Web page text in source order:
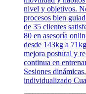
nivel y objetivos.
procesos bien
de 35 clientes
80 en asesoría
desde 143kg a
mejora postural y
continua en
Sesiones
individualizado